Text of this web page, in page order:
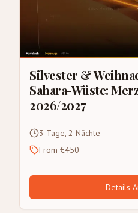
Silvester &
Sahara-Wüste:
2026/2027
3 Tage, 2 Nächte
From €450
Details